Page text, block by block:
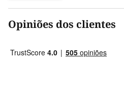
Opiniões dos clientes